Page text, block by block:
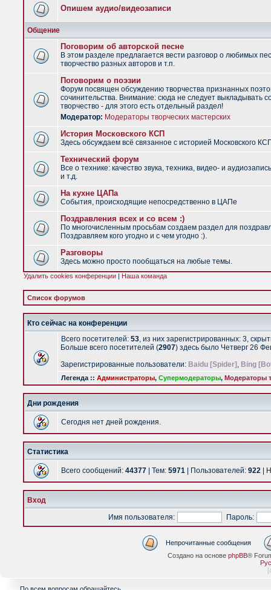
Опишем аудио/видеозаписи
Общение
Поговорим об авторской песне
В этом разделе предлагается вести разговор о любимых
творчество разных авторов и т.п.
Поговорим о поэзии
Форум посвящен обсуждению творчества признанных
сочинительства. Внимание: сюда не следует выкладывать
творчество - для этого есть отдельный раздел!
Модератор: Модераторы творческих мастерских
История Московского КСП
Здесь обсуждаем всё связанное с историей Московского
Технический форум
Все о технике: качество звука, техника, видео- и
и т.д.
На кухне ЦАПа
События, происходящие непосредственно в ЦАПе
Поздравления всех и со всем :)
По многочисленным просьбам создаем раздел для
Поздравляем кого угодно и с чем угодно :).
Разговоры
Здесь можно просто пообщаться на любые темы.
Удалить cookies конференции | Наша команда
Список форумов
Кто сейчас на конференции
Всего посетителей: 53, из них зарегистрированных: 3,
Больше всего посетителей (2907) здесь было Четверг 26
Зарегистрированные пользователи: Baidu [Spider] , Bing
Легенда :: Администраторы, Супермодераторы, Модераторы
Дни рождения
Сегодня нет дней рождения.
Статистика
Всего сообщений: 44377 | Тем: 5971 | Пользователей: 922 |
Вход
Имя пользователя:
Пароль:
Непрочитанные сообщения
Создано на основе phpBB®
[